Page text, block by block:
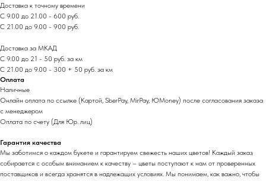
Доставка к точному времени
С 9.00 до 21.00 - 600 руб.
С 21.00 до 9.00 - 900 руб.
Доставка за МКАД
С 9.00 до 21 - 50 руб. за км
С 21.00 до 9.00 - 300 + 50 руб. за км
Оплата
Наличные
Онлайн оплата по ссылке (Картой, SberPay, MirPay, ЮMoney) после согласования заказа
с менеджером
Оплата по счету (Для Юр. лиц)
Гарантия качества
Мы заботимся о каждом букете и гарантируем свежесть наших цветов! Каждый заказ
собирается с особым вниманием к качеству – цветы поступают к нам от проверенных
поставщиков и всегда хранятся в надлежащих условиях. Мы понимаем, как важно, чтобы